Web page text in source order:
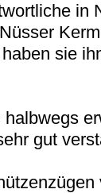
in
sie
gut